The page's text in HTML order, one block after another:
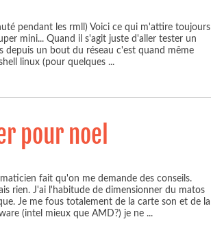
pendant les rmll) Voici ce qui m'attire toujours
mini... Quand il s'agit juste d'aller tester un
depuis un bout du réseau c'est quand même
linux (pour quelques ...
pour noel
fait qu'on me demande des conseils.
rien. J'ai l'habitude de dimensionner du matos
Je me fous totalement de la carte son et de la
(intel mieux que AMD?) je ne ...